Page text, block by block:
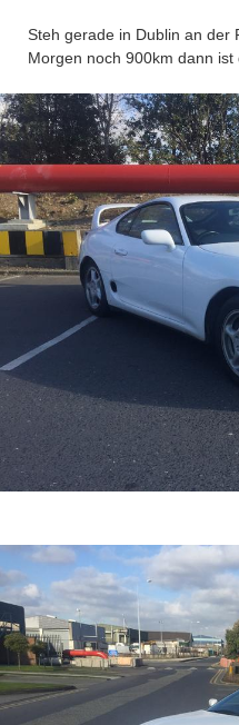
Steh gerade in Dublin an der
Morgen noch 900km dann